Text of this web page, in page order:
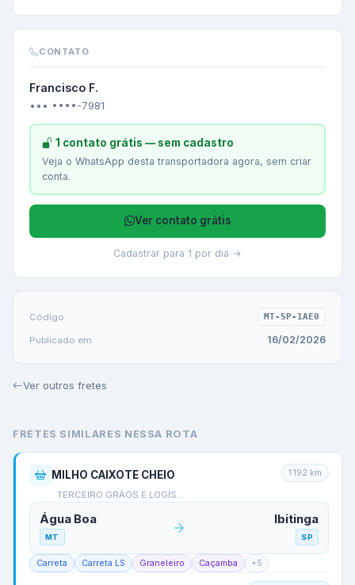
CONTATO
Francisco F.
••• ••••-7981
1 contato grátis — sem cadastro
Veja o WhatsApp desta transportadora agora, sem criar
conta.
Ver contato grátis
Cadastrar para 1 por dia →
Código MT-SP-1AE0
Publicado em 16/02/2026
Ver outros fretes
FRETES SIMILARES NESSA ROTA
MILHO CAIXOTE CHEIO
TERCEIRO GRÃOS E LOGÍS…
1.192 km
Água Boa
MT
Ibitinga
SP
Carreta Carreta LS Graneleiro Caçamba +5